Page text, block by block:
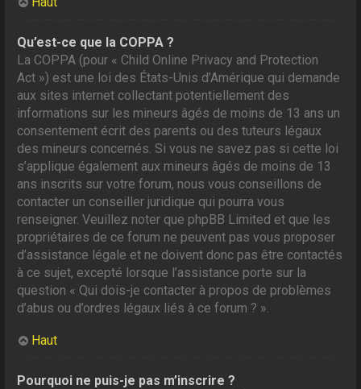
Qu’est-ce que la COPPA ?
La COPPA (pour « Child Online Privacy and Protection
Act ») est une loi des États-Unis d’Amérique qui demande
aux sites internet collectant potentiellement des
informations sur les mineurs âgés de moins de 13 ans un
consentement écrit des parents ou des tuteurs légaux
des mineurs concernés. Si vous ne savez pas si cette loi
s’applique également aux mineurs âgés de moins de 13
ans inscrits sur votre forum, nous vous conseillons de
contacter un conseiller juridique qui pourra vous
renseigner. Veuillez noter que phpBB Limited et que les
propriétaires de ce forum ne peuvent pas vous proposer
d’assistance légale et ne doivent donc pas être contactés
à ce sujet, excepté lorsque l’assistance porte sur la
question « Qui dois-je contacter à propos de problèmes
d’abus ou d’ordres légaux liés à ce forum ? ».
Haut
Pourquoi ne puis-je pas m’inscrire ?